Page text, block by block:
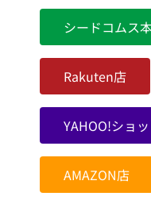
シードコムス
Rakuten店
YAHOO!ショ
AMAZON店